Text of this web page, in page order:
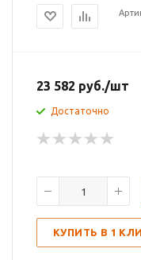
23 582 руб./шт
Достаточно
КУПИТЬ В 1